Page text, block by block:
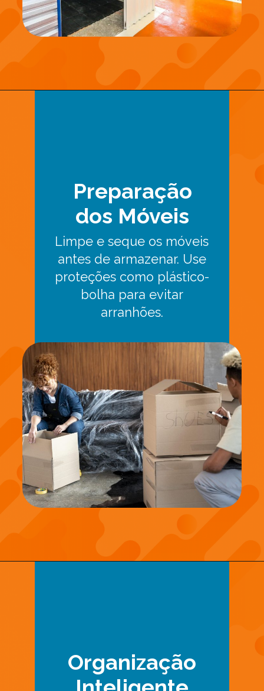
Preparação
dos Móveis
Limpe e seque os móveis
antes de armazenar. Use
proteções como plástico-
bolha para evitar
arranhões.
Organização